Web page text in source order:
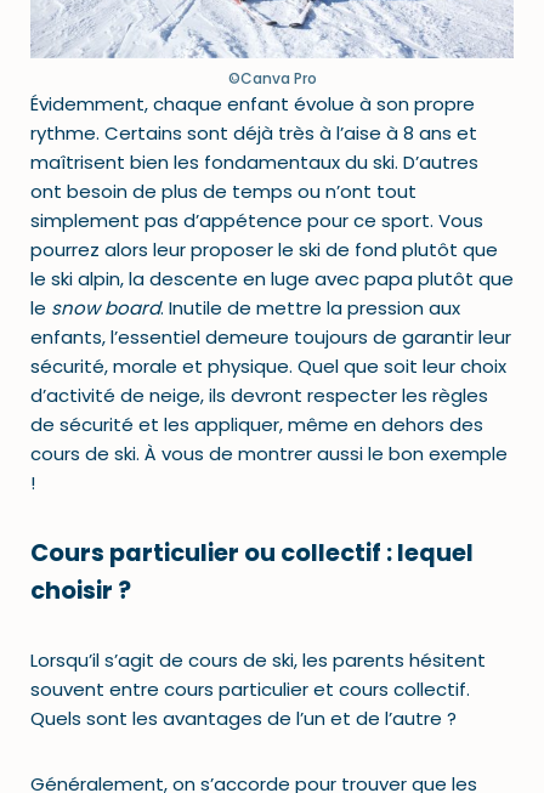
©Canva Pro
Évidemment, chaque enfant évolue à son propre
rythme. Certains sont déjà très à l’aise à 8 ans et
maîtrisent bien les fondamentaux du ski. D’autres
ont besoin de plus de temps ou n’ont tout
simplement pas d’appétence pour ce sport. Vous
pourrez alors leur proposer le ski de fond plutôt que
le ski alpin, la descente en luge avec papa plutôt que
le snow board. Inutile de mettre la pression aux
enfants, l’essentiel demeure toujours de garantir leur
sécurité, morale et physique. Quel que soit leur choix
d’activité de neige, ils devront respecter les règles
de sécurité et les appliquer, même en dehors des
cours de ski. À vous de montrer aussi le bon exemple
!
Cours particulier ou collectif : lequel
choisir ?
Lorsqu’il s’agit de cours de ski, les parents hésitent
souvent entre cours particulier et cours collectif.
Quels sont les avantages de l’un et de l’autre ?
Généralement, on s’accorde pour trouver que les